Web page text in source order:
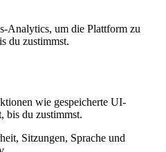
Analytics, um die Plattform zu
du zustimmst.
wie gespeicherte UI-
bis du zustimmst.
Sitzungen, Sprache und